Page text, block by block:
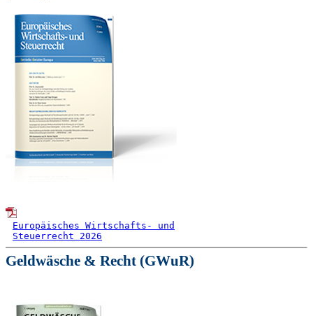
Europäisches Wirtschafts- und
Steuerrecht 2026
Geldwäsche & Recht (GWuR)